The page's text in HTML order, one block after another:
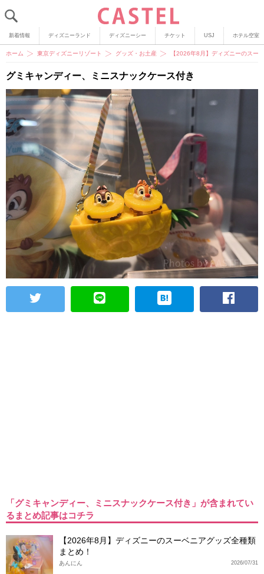
新着情報 ディズニーランド ディズニーシー チケット USJ ホテル空室
ホーム 東京ディズニーリゾート グッズ・お土産 【2026年8月】ディズニーのスー
グミキャンディー、ミニスナックケース付き
「グミキャンディー、ミニスナックケース付き」が含まれてい
るまとめ記事はコチラ
【2026年8月】ディズニーのスーベニアグッズ全種類
まとめ！
2026/07/31
あんにん